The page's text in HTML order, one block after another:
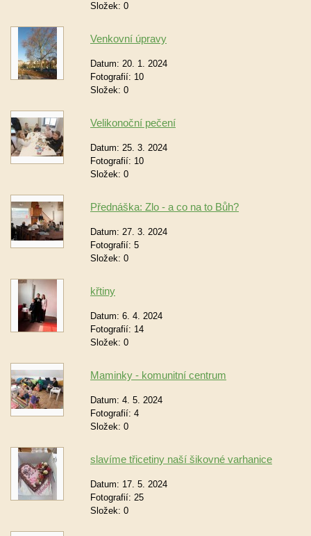
Složek: 0
Venkovní úpravy
Datum: 20. 1. 2024
Fotografií: 10
Složek: 0
Velikonoční pečení
Datum: 25. 3. 2024
Fotografií: 10
Složek: 0
Přednáška: Zlo - a co na to Bůh?
Datum: 27. 3. 2024
Fotografií: 5
Složek: 0
křtiny
Datum: 6. 4. 2024
Fotografií: 14
Složek: 0
Maminky - komunitní centrum
Datum: 4. 5. 2024
Fotografií: 4
Složek: 0
slavíme třicetiny naší šikovné varhanice
Datum: 17. 5. 2024
Fotografií: 25
Složek: 0